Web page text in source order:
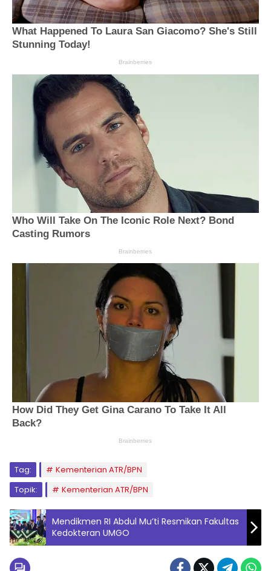
Tag:
Kementerian ATR/BPN
Topik:
Kementerian ATR/BPN
Mendikmen RI Abdul Mu’ti Resmikan Fakultas
Kedokteran UMGO